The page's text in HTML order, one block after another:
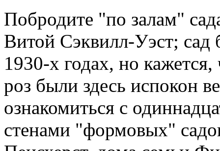
Побродите "по залам"
Витой Сэквилл-Уэст; сад
1930-х годах, но
роз были здесь испокон
ознакомиться с
стенами "формовых"